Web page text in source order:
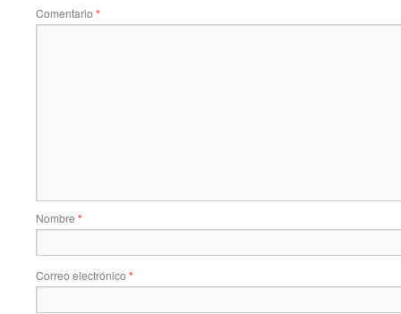
Comentario *
Nombre *
Correo electrónico *